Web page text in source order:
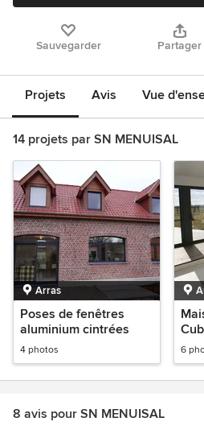
Sauvegarder Partager
Projets Avis Vue
14 projets par SN MENUISAL
Arras
Poses de fenêtres
aluminium cintrées
4 photos 6
8 avis pour SN MENUISAL